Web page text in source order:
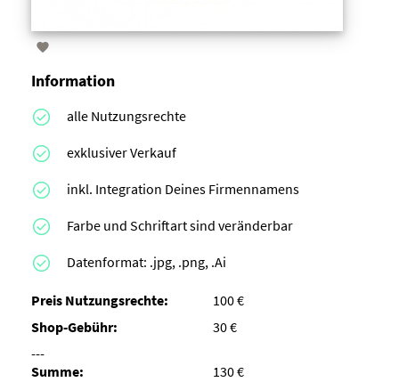

Information
alle Nutzungsrechte
exklusiver Verkauf
inkl. Integration Deines Firmennamens
Farbe und Schriftart sind veränderbar
Datenformat: .jpg, .png, .Ai
Preis Nutzungsrechte:
100 €
Shop-Gebühr:
30 €
---
Summe:
130 €